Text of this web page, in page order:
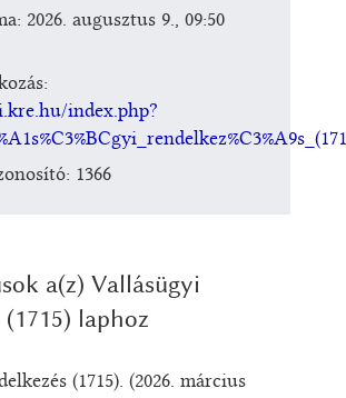
2026. augusztus 9., 09:50
index.php?
1366
a(z) Vallásügyi
(1715) laphoz
(1715). (2026. március